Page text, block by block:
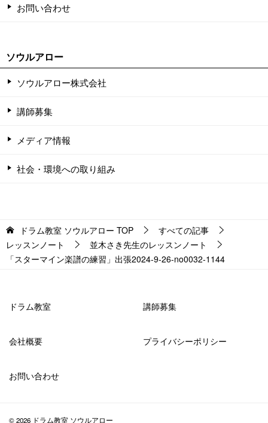
お問い合わせ
ソウルアロー
ソウルアロー株式会社
講師募集
メディア情報
社会・環境への取り組み
ドラム教室 ソウルアロー TOP
すべての記事
レッスンノート
並木さき先生のレッスンノート
「スターマイン楽譜の練習」出張2024-9-26-­no0032-­1144
ドラム教室 講師募集
会社概要 プライバシーポリシー
お問い合わせ
© 2026 ドラム教室 ソウルアロー